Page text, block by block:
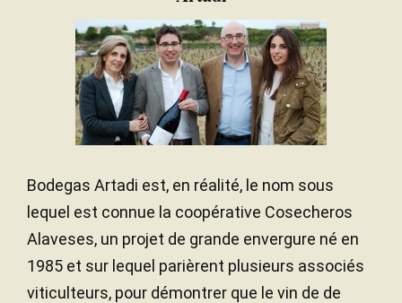
Bodegas Artadi est, en réalité, le nom sous
lequel est connue la coopérative Cosecheros
Alaveses, un projet de grande envergure né en
1985 et sur lequel parièrent plusieurs associés
viticulteurs, pour démontrer que le vin de de